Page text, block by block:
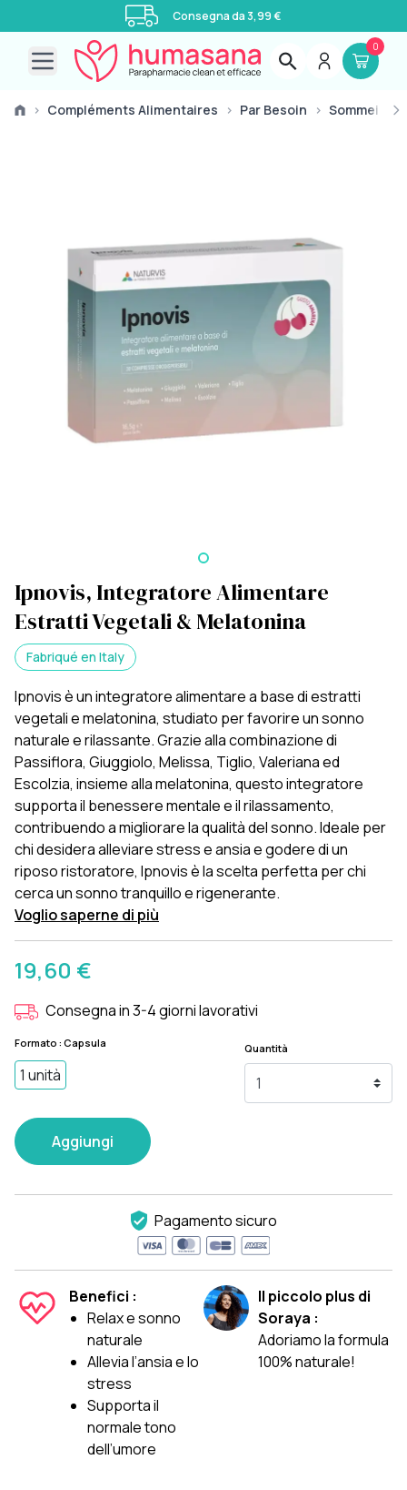
Consegna da 3,99 €
Open main menu
0
› Compléments Alimentaires › Par Besoin › Sommeil ›
Ipnovis, Integratore Alimentare
Estratti Vegetali & Melatonina
Fabriqué en Italy
Ipnovis è un integratore alimentare a base di estratti
vegetali e melatonina, studiato per favorire un sonno
naturale e rilassante. Grazie alla combinazione di
Passiflora, Giuggiolo, Melissa, Tiglio, Valeriana ed
Escolzia, insieme alla melatonina, questo integratore
supporta il benessere mentale e il rilassamento,
contribuendo a migliorare la qualità del sonno. Ideale per
chi desidera alleviare stress e ansia e godere di un
riposo ristoratore, Ipnovis è la scelta perfetta per chi
cerca un sonno tranquillo e rigenerante.
Voglio saperne di più
19,60 €
Consegna in 3-4 giorni lavorativi
Formato : Capsula
1 unità
Quantità
Aggiungi
Pagamento sicuro
Benefici :
Relax e sonno
naturale
Allevia l’ansia e lo
stress
Supporta il
normale tono
dell’umore
Il piccolo plus di
Soraya :
Adoriamo la formula
100% naturale!